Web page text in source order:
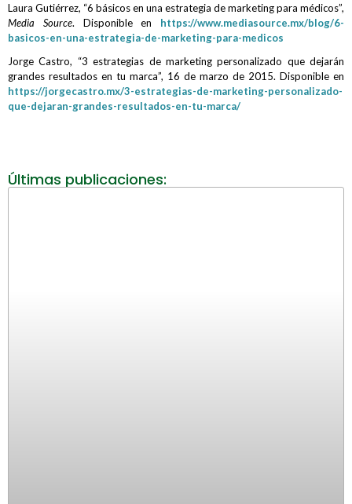
Laura Gutiérrez, “6 básicos en una estrategia de marketing para médicos”,
Media Source. Disponible en https://www.mediasource.mx/blog/6-
basicos-en-una-estrategia-de-marketing-para-medicos
Jorge Castro, “3 estrategias de marketing personalizado que dejarán
grandes resultados en tu marca”, 16 de marzo de 2015. Disponible en
https://jorgecastro.mx/3-estrategias-de-marketing-personalizado-
que-dejaran-grandes-resultados-en-tu-marca/
Últimas publicaciones: